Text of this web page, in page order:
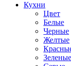
Кухни
Цвет
Белые
Черные
Желтые
Зеленые